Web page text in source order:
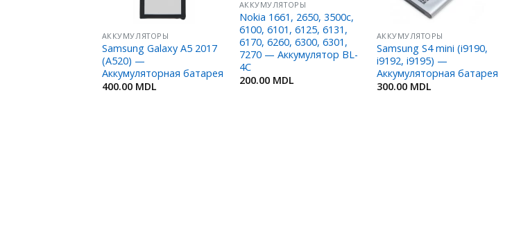
АККУМУЛЯТОРЫ
Samsung Galaxy A5 2017
(A520) —
Аккумуляторная батарея
400.00 MDL
АККУМУЛЯТОРЫ
Nokia 1661, 2650, 3500c,
6100, 6101, 6125, 6131,
6170, 6260, 6300, 6301,
7270 — Аккумулятор BL-
4C
200.00 MDL
АККУМУЛЯТОРЫ
Samsung S4 mini (i9190,
i9192, i9195) —
Аккумуляторная батарея
300.00 MDL